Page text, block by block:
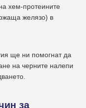
хем-протеините
желязо) в
ще ни помогнат да
на черните налепи
за